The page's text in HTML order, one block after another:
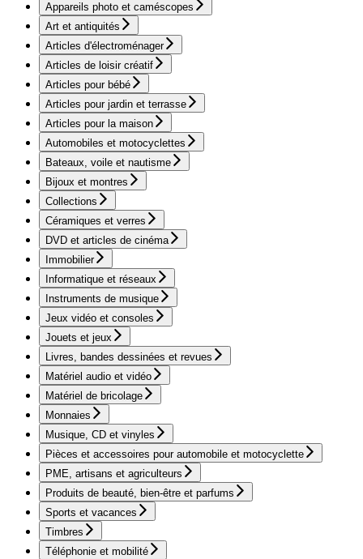
Appareils photo et caméscopes
Art et antiquités
Articles d'électroménager
Articles de loisir créatif
Articles pour bébé
Articles pour jardin et terrasse
Articles pour la maison
Automobiles et motocyclettes
Bateaux, voile et nautisme
Bijoux et montres
Collections
Céramiques et verres
DVD et articles de cinéma
Immobilier
Informatique et réseaux
Instruments de musique
Jeux vidéo et consoles
Jouets et jeux
Livres, bandes dessinées et revues
Matériel audio et vidéo
Matériel de bricolage
Monnaies
Musique, CD et vinyles
Pièces et accessoires pour automobile et motocyclette
PME, artisans et agriculteurs
Produits de beauté, bien-être et parfums
Sports et vacances
Timbres
Téléphonie et mobilité